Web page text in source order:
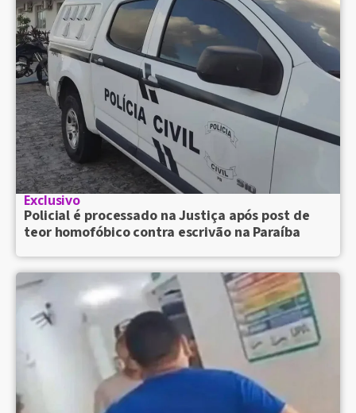
Exclusivo
Policial é processado na Justiça após post de
teor homofóbico contra escrivão na Paraíba